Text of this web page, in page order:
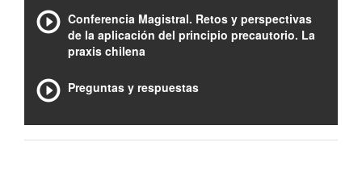
Conferencia Magistral. Retos y perspectivas
de la aplicación del principio precautorio. La
praxis chilena
Preguntas y respuestas